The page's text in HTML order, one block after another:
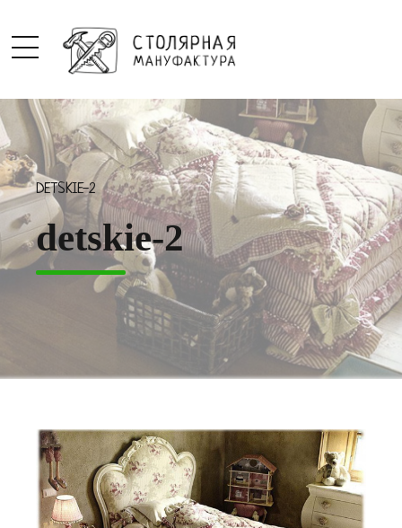
DETSKIE-2
detskie-2